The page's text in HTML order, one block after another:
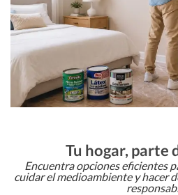
Tu hogar, parte
Encuentra opciones eficientes
cuidar el medioambiente y hacer